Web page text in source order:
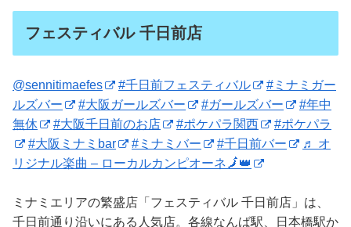
フェスティバル 千日前店
@sennitimaefes #千日前フェスティバル
#ミナミガー
ルズバー
#大阪ガールズバー #ガールズバー
#年中
無休
#大阪千日前のお店 #ポケパラ関西
#ポケパラ
#大阪ミナミbar
#ミナミバー #千日前バー
♬ オ
リジナル楽曲 – ローカルカンピオーネ🗾👑
ミナミエリアの繁盛店「フェスティバル 千日前店」は、
千日前通り沿いにある人気店。各線なんば駅、日本橋駅か